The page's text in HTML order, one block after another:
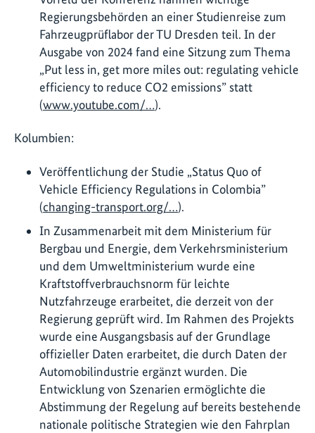
Regierungsbehörden an einer Studienreise zum
Fahrzeugprüflabor der TU Dresden teil. In der
Ausgabe von 2024 fand eine Sitzung zum Thema
„Put less in, get more miles out: regulating vehicle
efficiency to reduce CO2 emissions” statt
(www.youtube.com/…).
Kolumbien:
Veröffentlichung der Studie „Status Quo of
Vehicle Efficiency Regulations in Colombia”
(changing-transport.org/…).
In Zusammenarbeit mit dem Ministerium für
Bergbau und Energie, dem Verkehrsministerium
und dem Umweltministerium wurde eine
Kraftstoffverbrauchsnorm für leichte
Nutzfahrzeuge erarbeitet, die derzeit von der
Regierung geprüft wird. Im Rahmen des Projekts
wurde eine Ausgangsbasis auf der Grundlage
offizieller Daten erarbeitet, die durch Daten der
Automobilindustrie ergänzt wurden. Die
Entwicklung von Szenarien ermöglichte die
Abstimmung der Regelung auf bereits bestehende
nationale politische Strategien wie den Fahrplan